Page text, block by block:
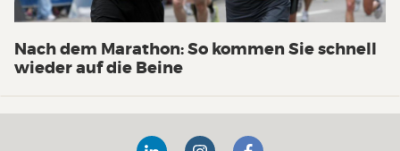
Nach dem Marathon: So kommen Sie schnell
wieder auf die Beine